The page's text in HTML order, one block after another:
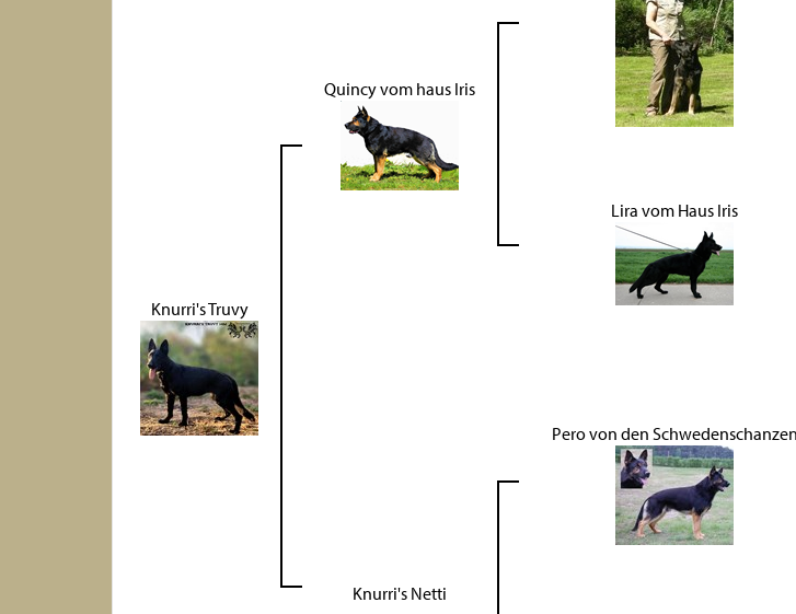
Knurri's Truvy
Quincy vom haus Iris
Lira vom Haus Iris
Knurri's Netti
Pero von den Schwedenschanzen